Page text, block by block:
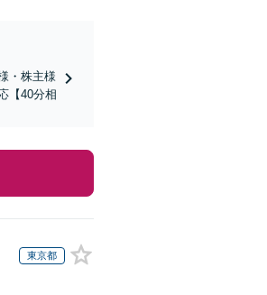
・株主様
【40分相
東京都